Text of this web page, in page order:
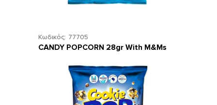
Κωδικός: 77705
CANDY POPCORN 28gr With M&Ms